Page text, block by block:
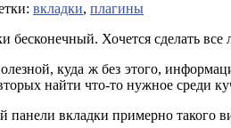
вкладки, плагины
бесконечный. Хочется сделать
куда ж без этого,
найти что-то нужное среди
панели вкладки примерно такого